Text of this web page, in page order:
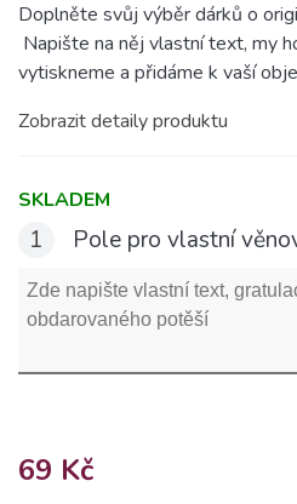
Doplněte svůj výběr dárků o
Napište na něj vlastní text, my
vytiskneme a přidáme k vaší
Zobrazit detaily produktu
SKLADEM
69 Kč
1 Pole pro vlastní